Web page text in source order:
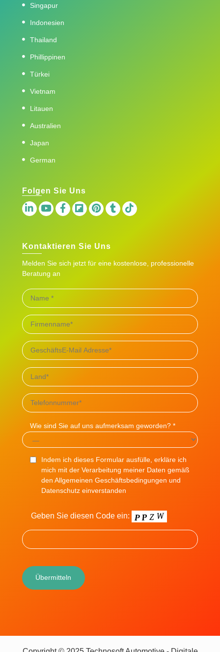
Singapur
Indonesien
Thailand
Phillippinen
Türkei
Vietnam
Litauen
Australien
Japan
German
Folgen Sie Uns
Kontaktieren Sie Uns
Melden Sie sich jetzt für eine kostenlose, professionelle
Beratung an
Wie sind Sie auf uns aufmerksam geworden? *
Indem ich dieses Formular ausfülle, erkläre ich
mich mit der Verarbeitung meiner Daten gemäß
den Allgemeinen Geschäftsbedingungen und
Datenschutz einverstanden
Geben Sie diesen Code ein: